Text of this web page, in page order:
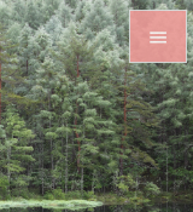


メニュ

サイド